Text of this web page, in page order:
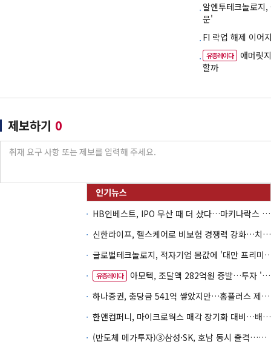
알엔투테크놀로지
문'
FI 락업 해제 이어
유증레이다
애머릿
할까
제보하기 0
HB인베스트, IPO 무산 때 더 샀다…마키나락스 투자 2.7배 회수
신한라이프, 헬스케어로 비보험 경쟁력 강화…치매·간병 공략
글로벌테크놀로지, 적자기업 몸값
유증레이다
아모텍, 조달액 282억원 증발…투자 '속도 조절' 불가피
하나증권, 충당금 541억 쌓았지만…홈플러스 제재는 추가 비용 불씨
한앤컴퍼니, 마이크로웍스 매각 장기화 대비…배당 회수판 깔았다
(반도체 메가투자)③삼성·SK, 호남 동시 출격…인력·협력사 쟁탈전